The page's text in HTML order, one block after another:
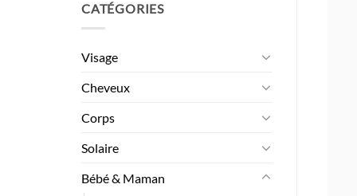
CATÉGORIES
Visage
Cheveux
Corps
Solaire
Bébé & Maman